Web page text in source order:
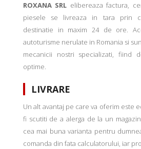
ROXANA SRL elibereaza factura,
piesele se livreaza in tara prin
destinatie in maxim 24 de ore.
autoturisme nerulate in Romania si
mecanicii nostri specializati, fiind
optime.
LIVRARE
Un alt avantaj pe care va oferim este
fi scutiti de a alerga de la un
cea mai buna varianta pentru
comanda din fata calculatorului, iar